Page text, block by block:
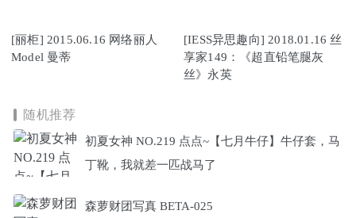
[丽柜] 2015.06.16 网络丽人
Model 曼蒂
[IESS异思趣向] 2018.01.16 丝
享家149：《超直铅笔腿灰
丝》永英
随机推荐
初夏女神 NO.219 点点~【七月牛仔】牛仔套，马
丁靴，我就差一匹战马了
森萝财团写真 BETA-025